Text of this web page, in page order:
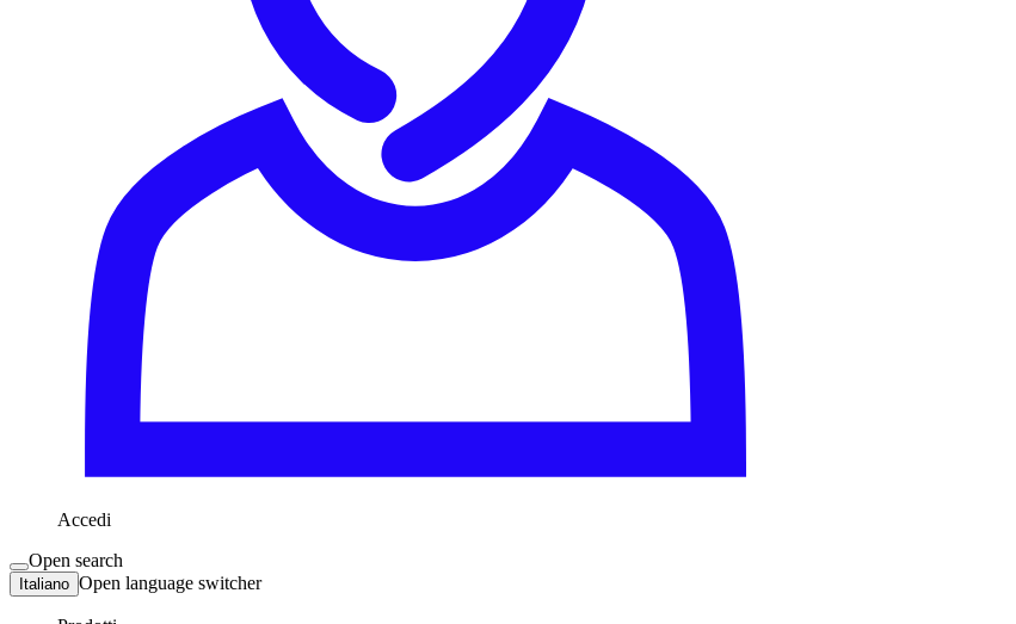
Accedi
Open search
Italiano Open language switcher